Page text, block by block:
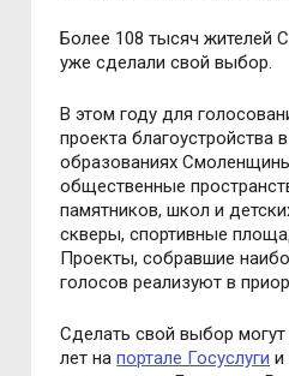
Более 108 тысяч жителей
уже сделали свой выбор.
В этом году для
проекта благоустройства
образованиях
общественные
памятников, школ и
скверы, спортивные
Проекты, собравшие
голосов реализуют в
Сделать свой выбор
лет напортале Госуслуги и